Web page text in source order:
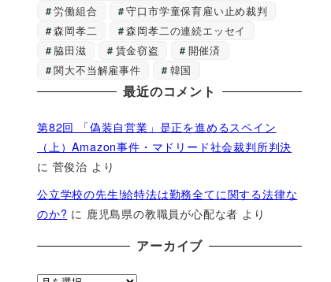
労働組合
守口市学童保育雇い止め裁判
森岡孝二
森岡孝二の連続エッセイ
脇田滋
賃金窃盗
開催済
関大不当解雇事件
韓国
最近のコメント
第82回 「偽装自営業」是正を進めるスペイン
（上）Amazon事件・マドリード社会裁判所判決
に 菅俊治 より
公立学校の先生!給特法は勤務全てに関する法律な
のか? に 鹿児島県の教職員が心配な者 より
アーカイブ